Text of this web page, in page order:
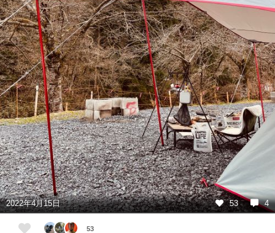
2022年4月15日 53 4
53